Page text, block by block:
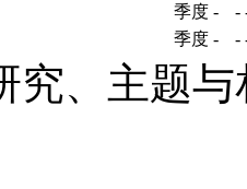
季度 - -
季度 - -
究、主题